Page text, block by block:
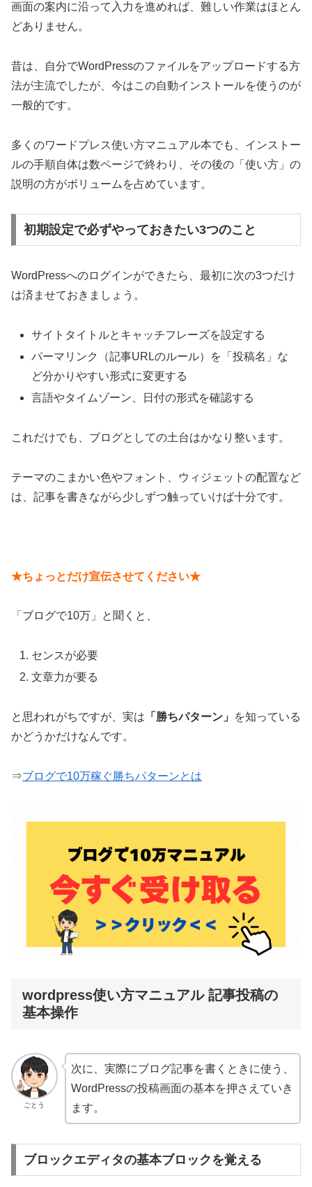
画面の案内に沿って入力を進めれば、難しい作業はほとん
どありません。
昔は、自分でWordPressのファイルをアップロードする方
法が主流でしたが、今はこの自動インストールを使うのが
一般的です。
多くのワードプレス使い方マニュアル本でも、インストー
ルの手順自体は数ページで終わり、その後の「使い方」の
説明の方がボリュームを占めています。
初期設定で必ずやっておきたい3つのこと
WordPressへのログインができたら、最初に次の3つだけ
は済ませておきましょう。
サイトタイトルとキャッチフレーズを設定する
パーマリンク（記事URLのルール）を「投稿名」な
ど分かりやすい形式に変更する
言語やタイムゾーン、日付の形式を確認する
これだけでも、ブログとしての土台はかなり整います。
テーマのこまかい色やフォント、ウィジェットの配置など
は、記事を書きながら少しずつ触っていけば十分です。
★ちょっとだけ宣伝させてください★
「ブログで10万」と聞くと、
センスが必要
文章力が要る
と思われがちですが、実は 「勝ちパターン」
を知っている
かどうかだけなんです。
⇒ブログで10万稼ぐ勝ちパターンとは
wordpress使い方マニュアル 記事投稿の
基本操作
ごとう
次に、実際にブログ記事を書くときに使う、
WordPressの投稿画面の基本を押さえていき
ます。
ブロックエディタの基本ブロックを覚える